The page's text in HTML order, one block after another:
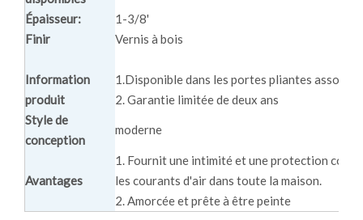
Épaisseur:
1-3/8'
Finir
Vernis à bois
Information
produit
1.Disponible dans les portes pliantes
2. Garantie limitée de deux ans
Style de
conception
moderne
Avantages
1. Fournit une intimité et une protection
les courants d'air dans toute la maison.
2. Amorcée et prête à être peinte